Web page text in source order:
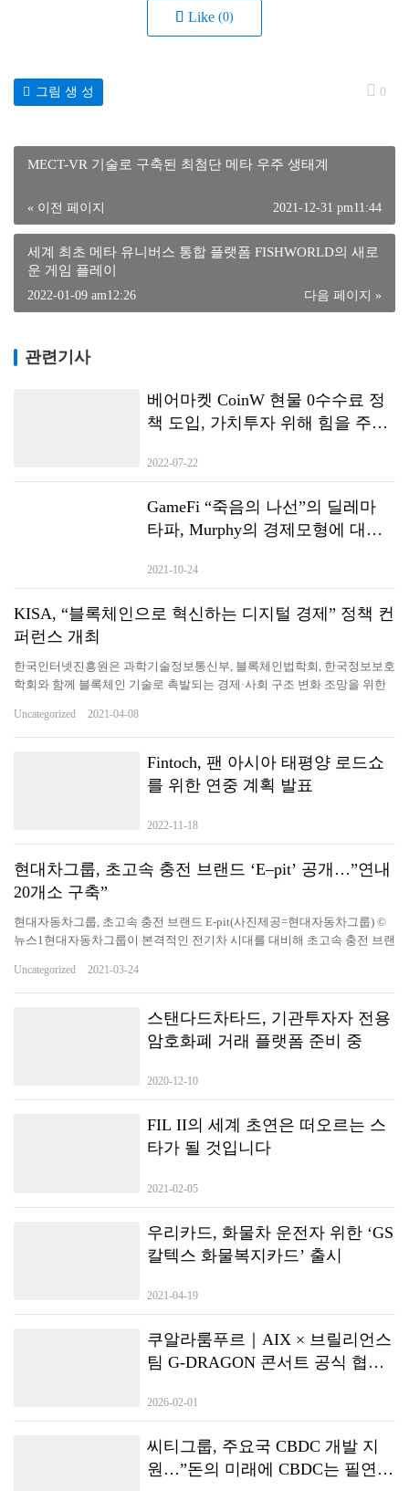
Like (0)
0
그림 생 성
MECT-VR 기술로 구축된 최첨단 메타 우주 생태계
« 이전 페이지 2021-12-31 pm11:44
세계 최초 메타 유니버스 통합 플랫폼 FISHWORLD의 새로
운 게임 플레이
다음 페이지 »
2022-01-09 am12:26
관련기사
베어마켓 CoinW 현물 0수수료 정
책 도입, 가치투자 위해 힘을 주었
2022-07-22
GameFi “죽음의 나선”의 딜레마
타파, Murphy의 경제모형에 대한
2021-10-24
KISA, “블록체인으로 혁신하는 디지털 경제” 정책 컨
퍼런스 개최
한국인터넷진흥원은 과학기술정보통신부, 블록체인법학회, 한국정보보호
학회와 함께 블록체인 기술로 촉발되는 경제·사회 구조 변화 조망을 위한
에서 개최된 “블록체인으로 혁신하는 디지털 경제”정책 컨퍼런스에서 이
울 한국광고문화회관에서 개최된 “블록체인으로 혁신하는 디지털 경
제”정책 컨퍼런스에서 이원태 한국인터넷진흥원장이 개회사를 하고 있다.
사진/KISA 최근 급속한 비대면화에 따라 다양한 융합기술 개발의 필요성
에 KISA는 블록체인, 융합기술(탈중앙화 혁신금융 등)의 국내외 동향을 공
의 기조강연과 1개의 사례발표, 2개의 발표세션(블록체인, 탈중앙화 혁신
금융) 및 심층토론으로…
Uncategorized 2021-04-08
Fintoch, 팬 아시아 태평양 로드쇼
를 위한 연중 계획 발표
2022-11-18
현대차그룹, 초고속 충전 브랜드 ‘E–pit’ 공개…”연내
20개소 구축”
현대자동차그룹, 초고속 충전 브랜드 E-pit(사진제공=현대자동차그룹) ©
뉴스1현대자동차그룹이 본격적인 전기차 시대를 대비해 초고속 충전 브랜
고속 충전인프라 20개소 120기 구축을 시작으로 충전 생태계 플랫폼 육성
다고 밝혔다. E-pit는 모터스포츠 레이싱의 피트 스톱(Pit stop)에서 영감받
았다. 전기차를 위한 피트 스톱을 지향하고, 충전과 연관된 모든 서비스를
쉽고 빠르게 제공한다. 앞으로 고객의 일상과 시간을 의미 있게 만드는 충
국 12개 고속도로 휴게소(72기)에서 개소할 계획이다. 도심 내 주요 거점에
Uncategorized 2021-03-24
스탠다드차타드, 기관투자자 전용
암호화폐 거래 플랫폼 준비 중
2020-12-10
FIL II의 세계 초연은 떠오르는 스
타가 될 것입니다
2021-02-05
우리카드, 화물차 운전자 위한 ‘GS
칼텍스 화물복지카드’ 출시
2021-04-19
쿠알라룸푸르｜AIX × 브릴리언스
팀 G-DRAGON 콘서트 공식 협업
2026-02-01
씨티그룹, 주요국 CBDC 개발 지
원…”돈의 미래에 CBDC는 필연적